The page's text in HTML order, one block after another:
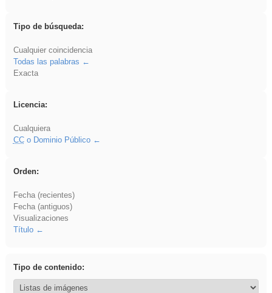
Tipo de búsqueda:
Cualquier coincidencia
Todas las palabras
Exacta
Licencia:
Cualquiera
CCo Dominio Público
Orden:
Fecha (recientes)
Fecha (antiguos)
Visualizaciones
Título
Tipo de contenido: